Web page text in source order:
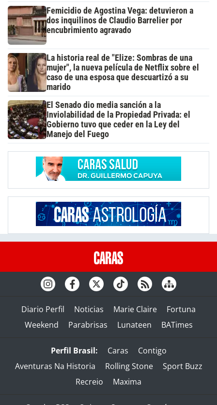
Femicidio de Agostina Vega: detuvieron a
dos inquilinos de Claudio Barrelier por
encubrimiento agravado
La historia real de "Elize: Sombras de una
mujer", la nueva película de Netflix sobre el
caso de una esposa que descuartizó a su
marido
El Senado dio media sanción a la
Inviolabilidad de la Propiedad Privada: el
Gobierno tuvo que ceder en la Ley del
Manejo del Fuego
Diario Perfil Noticias Marie Claire
Fortuna
Weekend
Parabrisas Lunateen BATimes
Perfil Brasil: Caras
Contigo
Aventuras Na Historia
Rolling Stone
Sport Buzz
Recreio
Maxima